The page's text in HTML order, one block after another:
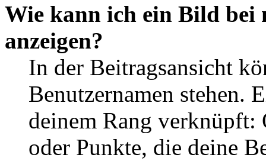
Wie kann ich ein Bild bei
anzeigen?
In der Beitragsansicht
Benutzernamen stehen.
deinem Rang verknüpft:
oder Punkte, die deine